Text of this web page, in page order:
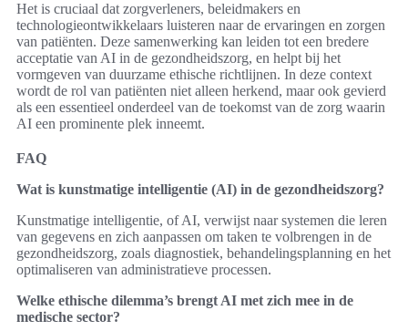
Het is cruciaal dat zorgverleners, beleidmakers en
technologieontwikkelaars luisteren naar de ervaringen en zorgen
van patiënten. Deze samenwerking kan leiden tot een bredere
acceptatie van AI in de gezondheidszorg, en helpt bij het
vormgeven van duurzame ethische richtlijnen. In deze context
wordt de rol van patiënten niet alleen herkend, maar ook gevierd
als een essentieel onderdeel van de toekomst van de zorg waarin
AI een prominente plek inneemt.
FAQ
Wat is kunstmatige intelligentie (AI) in de gezondheidszorg?
Kunstmatige intelligentie, of AI, verwijst naar systemen die leren
van gegevens en zich aanpassen om taken te volbrengen in de
gezondheidszorg, zoals diagnostiek, behandelingsplanning en het
optimaliseren van administratieve processen.
Welke ethische dilemma’s brengt AI met zich mee in de
medische sector?